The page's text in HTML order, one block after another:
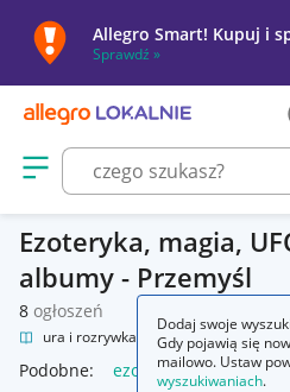
Allegro Smart! Kupuj i
Sprawdź »
Otwórz menu z kategoriami
Ezoteryka, magia,
albumy - Przemyśl
8 ogłoszeń
Kultura i rozrywka Książki Poradniki
Podobne: ezoteryka magia ufo
Dodaj swoje
Gdy pojawią się
mailowo. Ustaw
wyszukiwaniach.